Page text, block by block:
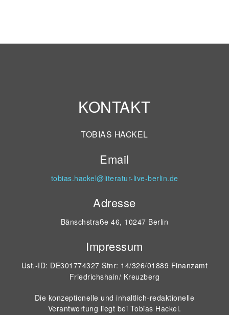
KONTAKT
TOBIAS HACKEL
Email
tobias.hackel@literatur-live-berlin.de
Adresse
Bänschstraße 46, 10247 Berlin
Impressum
Ust.-ID: DE301774327 Stnr: 14/326/01889 Finanzamt
Friedrichshain/ Kreuzberg
Die konzeptionelle und inhaltlich-redaktionelle
Verantwortung liegt bei Tobias Hackel.